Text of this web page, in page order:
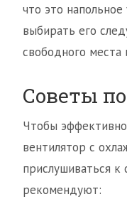
что это
выбирать его
свободного
Советы
Чтобы
вентилятор с
прислушиваться к
рекомендуют: